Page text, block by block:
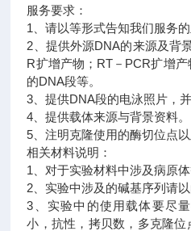
服务要求：
1、请以等形式告知我们服务
2、提供外源DNA的来源及背
R扩增产物；RT－PCR扩增
的DNA段等。
3、提供DNA段的电泳照片，
4、提供载体来源与背景资料。
5、注明克隆使用的酶切位点
相关材料说明：
1、对于实验材料中涉及病原
2、实验中涉及的碱基序列请
3、实验中的使用载体要尽
小，抗性，拷贝数，多克隆位